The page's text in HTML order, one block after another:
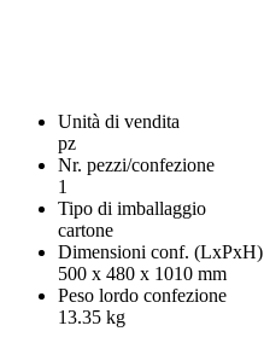
Unità di vendita
pz
Nr. pezzi/confezione
1
Tipo di imballaggio
cartone
Dimensioni conf. (LxPxH)
500 x 480 x 1010 mm
Peso lordo confezione
13.35 kg